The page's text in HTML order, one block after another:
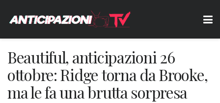
Beautiful, anticipazioni 26
ottobre: Ridge torna da Brooke,
ma le fa una brutta sorpresa